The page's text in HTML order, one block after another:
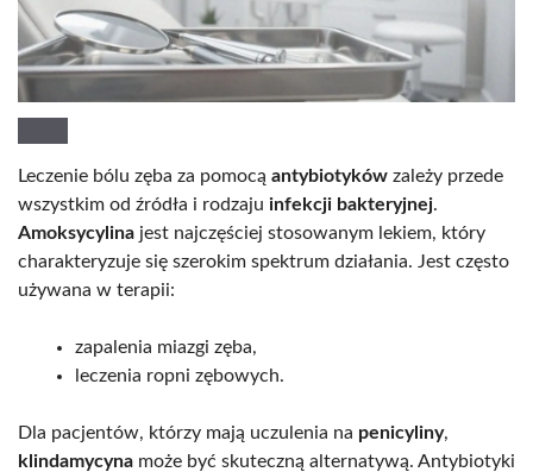
Leczenie bólu zęba za pomocą antybiotyków zależy przede
wszystkim od źródła i rodzaju infekcji bakteryjnej.
Amoksycylina jest najczęściej stosowanym lekiem, który
charakteryzuje się szerokim spektrum działania. Jest często
używana w terapii:
zapalenia miazgi zęba,
leczenia ropni zębowych.
Dla pacjentów, którzy mają uczulenia na penicyliny,
klindamycyna może być skuteczną alternatywą. Antybiotyki